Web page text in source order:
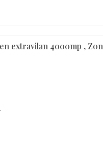
extravilan 4000mp ,